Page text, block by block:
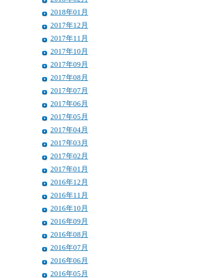
2018年01月
2017年12月
2017年11月
2017年10月
2017年09月
2017年08月
2017年07月
2017年06月
2017年05月
2017年04月
2017年03月
2017年02月
2017年01月
2016年12月
2016年11月
2016年10月
2016年09月
2016年08月
2016年07月
2016年06月
2016年05月